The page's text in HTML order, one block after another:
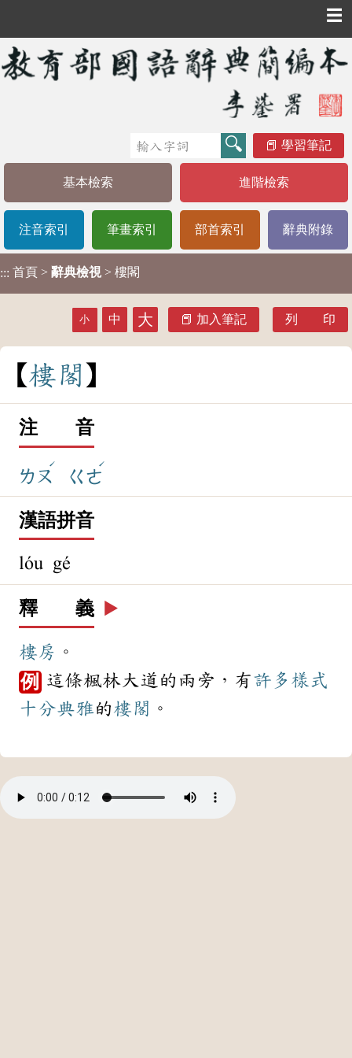
☰
學習筆記
基本檢索 進階檢索
注音索引 筆畫索引 部首索引 辭典附錄
::: 首頁 > 辭典檢視 > 樓閣
小 中 大 加入筆記 列 印
樓閣
注 音
ㄌㄡ
ˊ
ㄍㄜ
ˊ
漢語拼音
lóu gé
釋 義 ▶️
樓房 。
例 這條楓林大道的兩旁，有許多 樣式
十分典雅的樓閣 。